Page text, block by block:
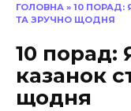
ГОЛОВНА » 10 ПОРАД:
ТА ЗРУЧНО ЩОДНЯ
10 порад:
казанок
щодня